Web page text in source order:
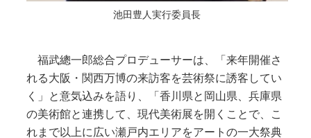
池田豊人実行委員長
福武總一郎総合プロデューサーは、「来年開催さ
れる大阪・関西万博の来訪客を芸術祭に誘客してい
く」と意気込みを語り、「香川県と岡山県、兵庫県
の美術館と連携して、現代美術展を開くことで、こ
れまで以上に広い瀬戸内エリアをアートの一大祭典